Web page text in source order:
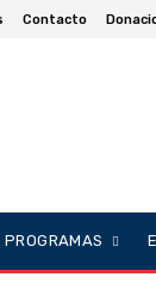
Contacto
PROGRAMAS